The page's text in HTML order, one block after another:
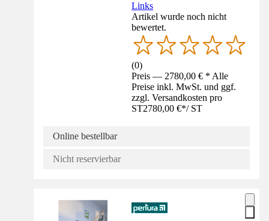
Links
Artikel wurde noch nicht
bewertet.
(0)
Preis — 2780,00 € * Alle
Preise inkl. MwSt. und ggf.
zzgl. Versandkosten pro
ST2780,00 €*/ ST
Online bestellbar
Nicht reservierbar